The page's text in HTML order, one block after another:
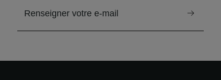
email pour recevoir la newsletter